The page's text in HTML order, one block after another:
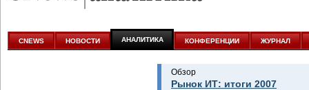
аналитике
CNEWS НОВОСТИ АНАЛИТИКА КОНФЕРЕНЦИИ ЖУРНАЛ
Обзор
Рынок ИТ: итоги 2007